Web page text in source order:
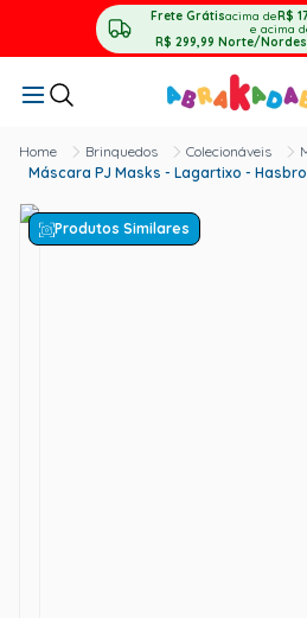
Frete Grátisacima deR$
e acima
R$ 299,99 Norte/
Brinquedos Colecionáveis
Máscara PJ Masks - Lagartixo - Hasbro
Produtos Similares